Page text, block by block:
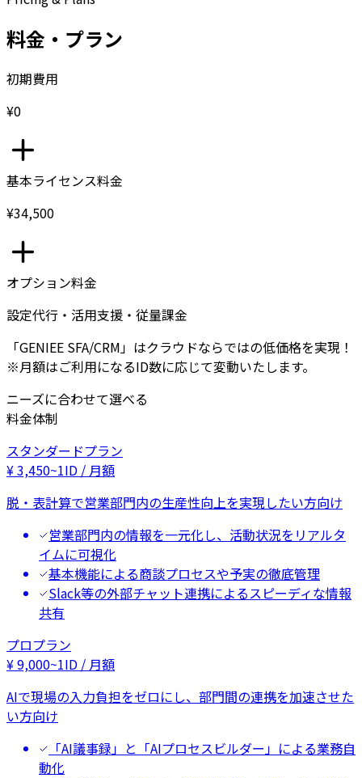
料金・プラン
初期費用
¥0
基本ライセンス料金
¥34,500
オプション料金
設定代行・活用支援・従量課金
「GENIEE SFA/CRM」はクラウドならではの低価格を実現！
※月額はご利用になるID数に応じて変動いたします。
ニーズに合わせて選べる
料金体制
スタンダードプラン
¥3,450~1ID / 月額
脱・表計算で営業部門内の生産性向上を実現したい方向け
営業部門内の情報を一元化し、活動状況をリアルタ
イムに可視化
基本機能による商談プロセスや予実の徹底管理
Slack等の外部チャット連携によるスピーディな情報
共有
プロプラン
¥9,000~1ID / 月額
AIで現場の入力負担をゼロにし、部門間の連携を加速させた
い方向け
「AI議事録」と「AIプロセスビルダー」による業務自
動化